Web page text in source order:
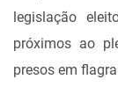
legislação
próximos ao
presos em